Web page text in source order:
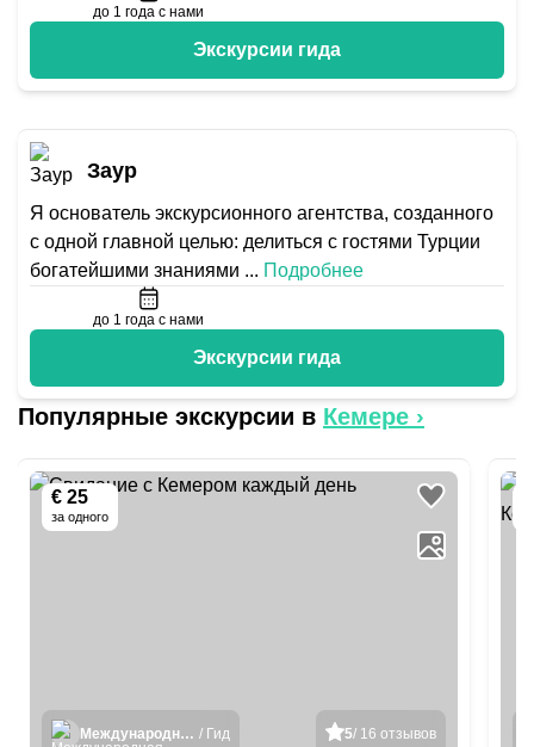
до 1 года с нами
Экскурсии гида
Заур
Я основатель экскурсионного агентства, созданного
с одной главной целью: делиться с гостями Турции
богатейшими знаниями ... Подробнее
до 1 года с нами
Экскурсии гида
Популярные экскурсии в Кемере ›
€ 25
за одного
5/ 16 отзывов
Международная команда гидов / Гид